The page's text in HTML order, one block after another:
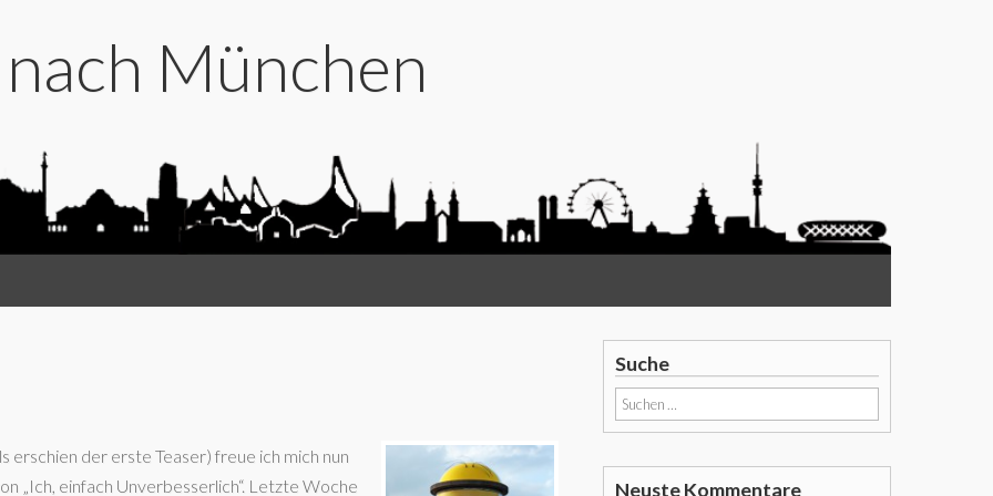
München
erschien der erste Teaser) freue ich mich nun
„Ich, einfach Unverbesserlich“. Letzte Woche
Suche
Suchen
nach:
Neuste Kommentare